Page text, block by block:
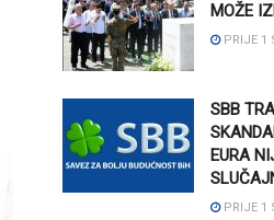
MOŽE
PRIJE 1
SBB
EURA
PRIJE 1